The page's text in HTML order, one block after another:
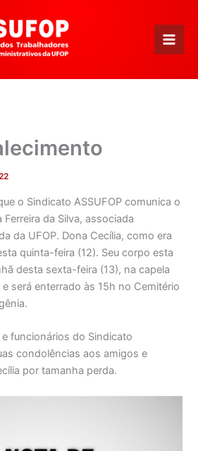
o Sindicato ASSUFOP comunica o
da Silva, associada
da UFOP. Dona Cecília, como era
quinta-feira (12). Seu corpo esta
desta sexta-feira (13), na capela
será enterrado às 15h no Cemitério
funcionários do Sindicato
condolências aos amigos e
por tamanha perda.